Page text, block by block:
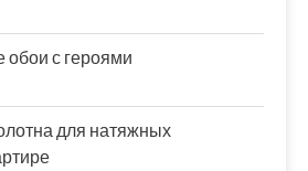
обои с героями
для натяжных